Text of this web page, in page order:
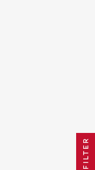
FILTER